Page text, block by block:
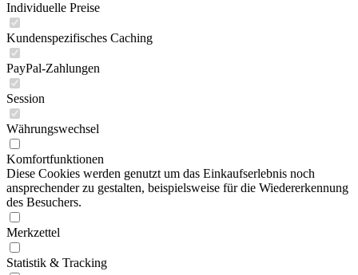
Individuelle Preise
Kundenspezifisches Caching
PayPal-Zahlungen
Session
Währungswechsel
Komfortfunktionen
Diese Cookies werden genutzt um das Einkaufserlebnis noch
ansprechender zu gestalten, beispielsweise für die Wiedererkennung
des Besuchers.
Merkzettel
Statistik & Tracking